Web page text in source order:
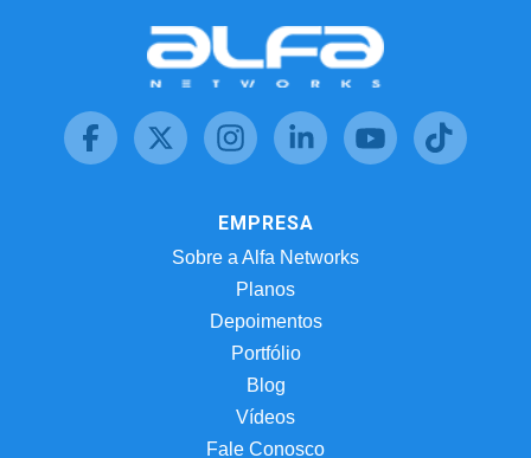
EMPRESA
Sobre a Alfa Networks
Planos
Depoimentos
Portfólio
Blog
Vídeos
Fale Conosco